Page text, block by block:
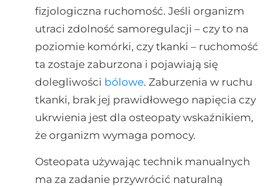
fizjologiczna ruchomość. Jeśli organizm
utraci zdolność samoregulacji – czy to na
poziomie komórki, czy tkanki – ruchomość
ta zostaje zaburzona i pojawiają się
dolegliwości bólowe. Zaburzenia w ruchu
tkanki, brak jej prawidłowego napięcia czy
ukrwienia jest dla osteopaty wskaźnikiem,
że organizm wymaga pomocy.
Osteopata używając technik manualnych
ma za zadanie przywrócić naturalną